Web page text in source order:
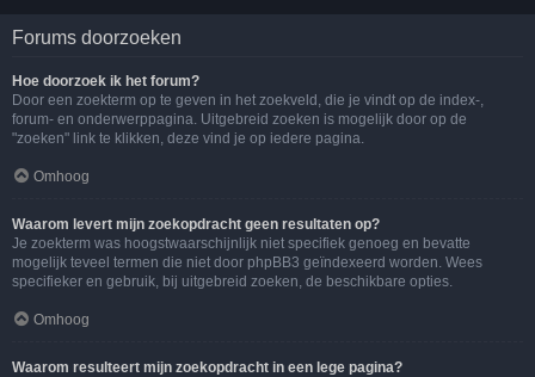
Forums doorzoeken
Hoe doorzoek ik het forum?
Door een zoekterm op te geven in het zoekveld, die je vindt op de index-,
forum- en onderwerppagina. Uitgebreid zoeken is mogelijk door op de
"zoeken" link te klikken, deze vind je op iedere pagina.
Omhoog
Waarom levert mijn zoekopdracht geen resultaten op?
Je zoekterm was hoogstwaarschijnlijk niet specifiek genoeg en bevatte
mogelijk teveel termen die niet door phpBB3 geïndexeerd worden. Wees
specifieker en gebruik, bij uitgebreid zoeken, de beschikbare opties.
Omhoog
Waarom resulteert mijn zoekopdracht in een lege pagina?